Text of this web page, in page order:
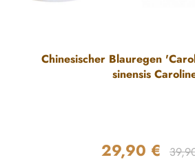
Chinesischer Blauregen
sinensis
Verkaufspreis:
29,90 €